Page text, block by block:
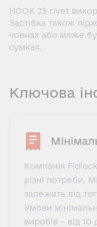
HOOK 25 rivet
Застібка також
човнах або може
сумках.
Ключова
Компанія
різні потреби.
залежить від
Умови
виробів – від